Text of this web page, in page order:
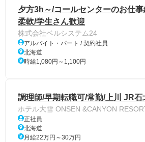
夕方3h～/コールセンターのお仕
柔軟/学生さん歓迎
株式会社ベルシステム24
アルバイト・パート / 契約社員
北海道
時給1,080円～1,100円
調理師/早期転職可/常勤/上川 JR石
ホテル大雪 ONSEN &CANYON
正社員
北海道
月給22万円～30万円